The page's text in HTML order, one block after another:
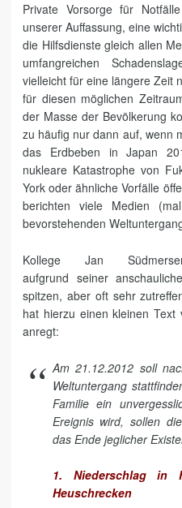
Private Vorsorge für
unserer Auffassung, eine
die Hilfsdienste gleich allen
umfangreichen
vielleicht für eine längere Zeit
für diesen möglichen
der Masse der Bevölkerung
zu häufig nur dann auf, wenn
das Erdbeben in Japan
nukleare Katastrophe von
York oder ähnliche Vorfälle
berichten viele Medien
bevorstehenden
Kollege Jan
aufgrund seiner
spitzen, aber oft sehr
hat hierzu einen kleinen Text
anregt:
Am 21.12.2012 soll
Weltuntergang
Familie ein
Ereignis wird, sollen
das Ende jeglicher
1. Niederschlag in
Heuschrecken